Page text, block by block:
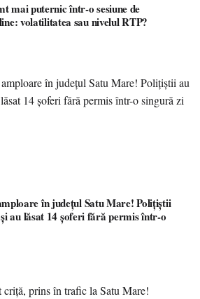
mai puternic într-o sesiune de
volatilitatea sau nivelul RTP?
în județul Satu Mare! Polițiștii
au lăsat 14 șoferi fără permis într-o